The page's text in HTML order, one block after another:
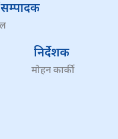
निर्देशक
मोहन कार्की